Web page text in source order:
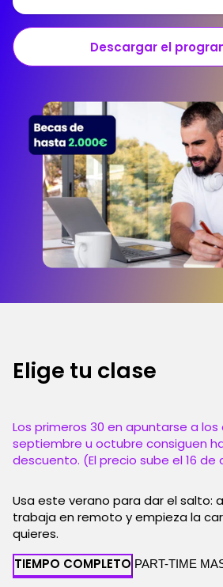
Descargar el
Elige tu clase
Los primeros 30 en apuntarse a
septiembre u octubre consiguen
descuento. (El precio sube el 16 de
Usa este verano para dar el salto:
trabaja en remoto y empieza la
quieres.
TIEMPO COMPLETO PART-TIME